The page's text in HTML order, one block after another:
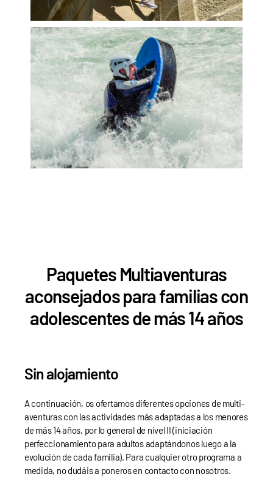
Paquetes Multiaventuras
aconsejados para familias con
adolescentes de más 14 años
Sin alojamiento
A continuación, os ofertamos diferentes opciones de multi-
aventuras con las actividades más adaptadas a los menores
de más 14 años, por lo general de nivel II (iniciación
perfeccionamiento para adultos adaptándonos luego a la
evolución de cada familia). Para cualquier otro programa a
medida, no dudáis a poneros en contacto con nosotros.